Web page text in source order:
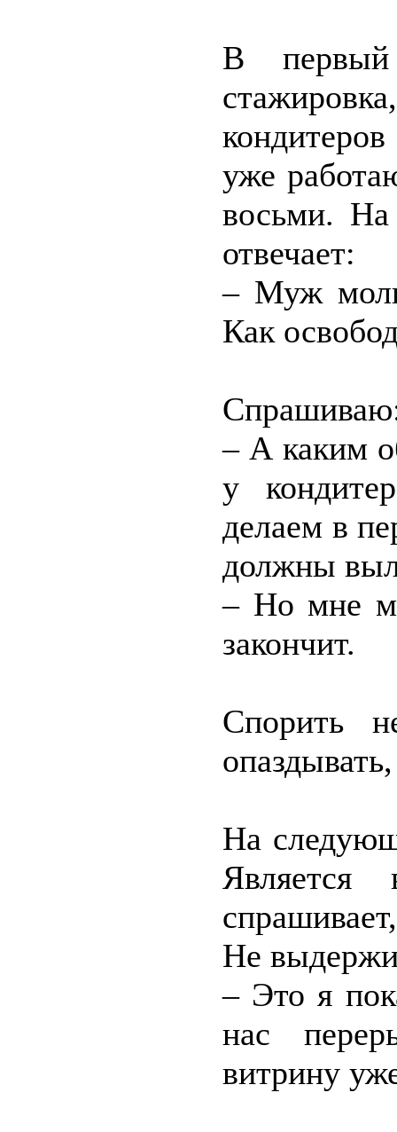
В
уже
восьми. На
отвечает:
– Муж
Как
– А каким
у
делаем в
должны
– Но мне
закончит.
Спорить
На
Не
– Это я
нас
витрину